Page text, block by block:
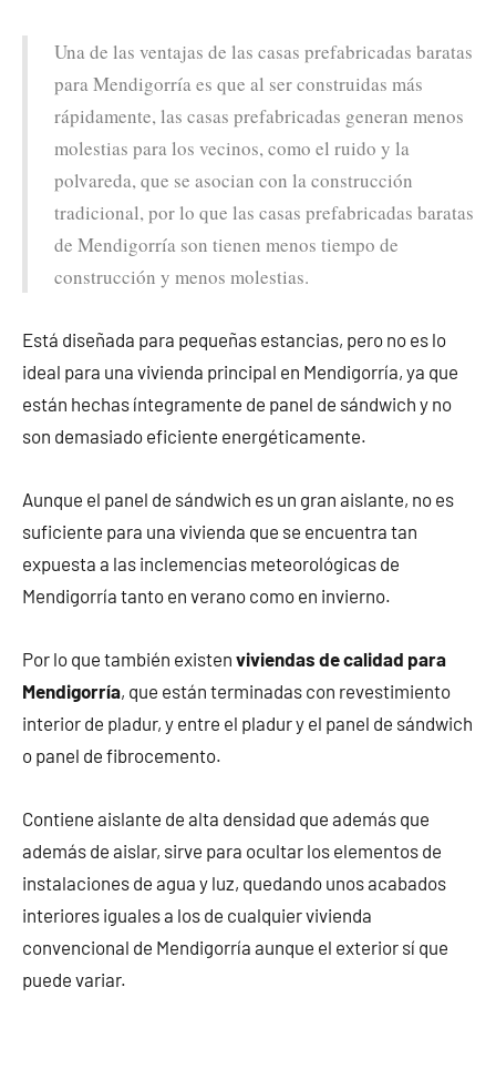
Una de las ventajas de las casas prefabricadas baratas
para Mendigorría es que al ser construidas más
rápidamente, las casas prefabricadas generan menos
molestias para los vecinos, como el ruido y la
polvareda, que se asocian con la construcción
tradicional, por lo que las casas prefabricadas baratas
de Mendigorría son tienen menos tiempo de
construcción y menos molestias.
Está diseñada para pequeñas estancias, pero no es lo
ideal para una vivienda principal en Mendigorría, ya que
están hechas íntegramente de panel de sándwich y no
son demasiado eficiente energéticamente.
Aunque el panel de sándwich es un gran aislante, no es
suficiente para una vivienda que se encuentra tan
expuesta a las inclemencias meteorológicas de
Mendigorría tanto en verano como en invierno.
Por lo que también existen viviendas de calidad para
Mendigorría, que están terminadas con revestimiento
interior de pladur, y entre el pladur y el panel de sándwich
o panel de fibrocemento.
Contiene aislante de alta densidad que además que
además de aislar, sirve para ocultar los elementos de
instalaciones de agua y luz, quedando unos acabados
interiores iguales a los de cualquier vivienda
convencional de Mendigorría aunque el exterior sí que
puede variar.